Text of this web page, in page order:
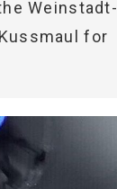
Weinstadt-
for